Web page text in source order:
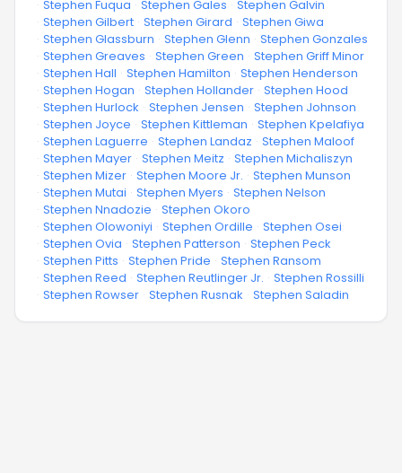
· Stephen Fuqua · Stephen Gales · Stephen Galvin
· Stephen Gilbert · Stephen Girard · Stephen Giwa
· Stephen Glassburn · Stephen Glenn · Stephen Gonzales
· Stephen Greaves · Stephen Green · Stephen Griff Minor
· Stephen Hall · Stephen Hamilton · Stephen Henderson
· Stephen Hogan · Stephen Hollander · Stephen Hood
· Stephen Hurlock · Stephen Jensen · Stephen Johnson
· Stephen Joyce · Stephen Kittleman · Stephen Kpelafiya
· Stephen Laguerre · Stephen Landaz · Stephen Maloof
· Stephen Mayer · Stephen Meitz · Stephen Michaliszyn
· Stephen Mizer · Stephen Moore Jr. · Stephen Munson
· Stephen Mutai · Stephen Myers · Stephen Nelson
· Stephen Nnadozie · Stephen Okoro
· Stephen Olowoniyi · Stephen Ordille · Stephen Osei
· Stephen Ovia · Stephen Patterson · Stephen Peck
· Stephen Pitts · Stephen Pride · Stephen Ransom
· Stephen Reed · Stephen Reutlinger Jr. · Stephen Rossilli
· Stephen Rowser · Stephen Rusnak · Stephen Saladin